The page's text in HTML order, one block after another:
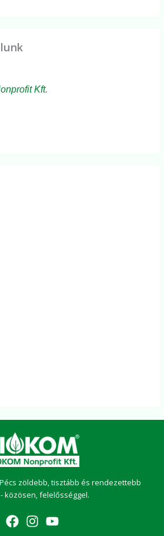
Kft.
Pécs zöldebb, tisztább és rendezettebb
közösen, felelősséggel.